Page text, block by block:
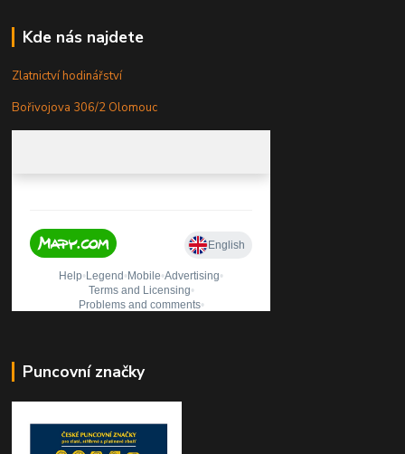
Kde nás najdete
Zlatnictví hodinářství
Bořivojova 306/2 Olomouc
Puncovní značky